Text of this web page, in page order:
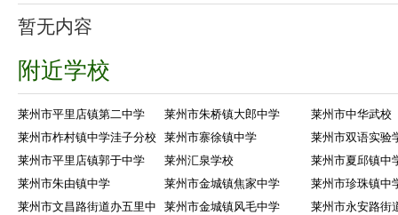
暂无内容
附近学校
莱州市平里店镇第二中学 莱州市朱桥镇大郎中学
莱州市中华武校
莱州市柞村镇中学洼子分校
莱州市寨徐镇中学
莱州市双语实验
莱州市平里店镇郭于中学
莱州汇泉学校
莱州市夏邱镇中
莱州市朱由镇中学
莱州市金城镇焦家中学
莱州市珍珠镇中
莱州市文昌路街道办五里中
莱州市金城镇风毛中学 莱州市永安路街